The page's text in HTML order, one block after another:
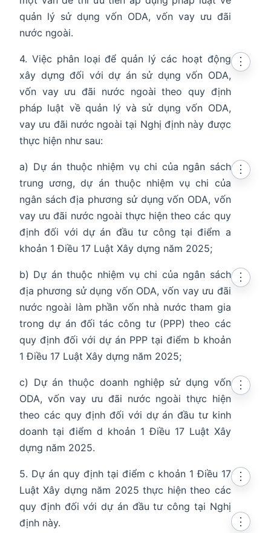
quản lý sử dụng vốn ODA, vốn vay ưu đãi
nước ngoài.
4. Việc phân loại để quản lý các hoạt động
xây dựng đối với dự án sử dụng vốn ODA,
vốn vay ưu đãi nước ngoài theo quy định
pháp luật về quản lý và sử dụng vốn ODA,
vay ưu đãi nước ngoài tại Nghị định này được
thực hiện như sau:
⋮
a) Dự án thuộc nhiệm vụ chi của ngân sách
trung ương, dự án thuộc nhiệm vụ chi của
ngân sách địa phương sử dụng vốn ODA, vốn
vay ưu đãi nước ngoài thực hiện theo các quy
định đối với dự án đầu tư công tại điểm a
khoản 1 Điều 17 Luật Xây dựng năm 2025;
⋮
b) Dự án thuộc nhiệm vụ chi của ngân sách
địa phương sử dụng vốn ODA, vốn vay ưu đãi
nước ngoài làm phần vốn nhà nước tham gia
trong dự án đối tác công tư (PPP) theo các
quy định đối với dự án PPP tại điểm b khoản
1 Điều 17 Luật Xây dựng năm 2025;
⋮
c) Dự án thuộc doanh nghiệp sử dụng vốn
ODA, vốn vay ưu đãi nước ngoài thực hiện
theo các quy định đối với dự án đầu tư kinh
doanh tại điểm d khoản 1 Điều 17 Luật Xây
dựng năm 2025.
⋮
5. Dự án quy định tại điểm c khoản 1 Điều 17
Luật Xây dựng năm 2025 thực hiện theo các
quy định đối với dự án đầu tư công tại Nghị
định này.
⋮
⋮